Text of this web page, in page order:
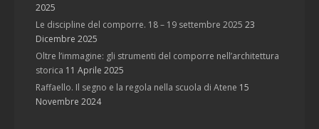
2025
Le discipline del comporre. 18 – 19 settembre 2025 23
Dicembre 2025
Oltre l’immagine: gli strumenti del comporre nell’architettura
storica 11 Aprile 2025
Raffaello. Il segno e la regola nella scuola di Atene 15
Novembre 2024